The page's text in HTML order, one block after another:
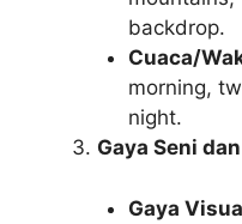
backdrop.
Cuaca/
morning,
night.
Gaya Seni
Gaya